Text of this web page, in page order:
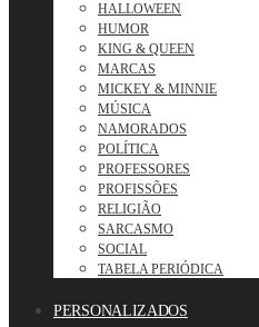
HALLOWEEN
HUMOR
KING & QUEEN
MARCAS
MICKEY & MINNIE
MÚSICA
NAMORADOS
POLÍTICA
PROFESSORES
PROFISSÕES
RELIGIÃO
SARCASMO
SOCIAL
TABELA PERIÓDICA
PERSONALIZADOS